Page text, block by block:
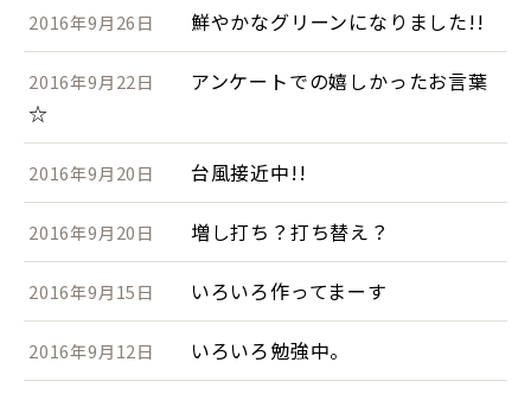
2016年9月26日 鮮やかなグリーンになりました!!
2016年9月22日
アンケートでの嬉しかったお言葉
☆
2016年9月20日 台風接近中!!
2016年9月20日 増し打ち？打ち替え？
2016年9月15日 いろいろ作ってまーす
2016年9月12日 いろいろ勉強中。